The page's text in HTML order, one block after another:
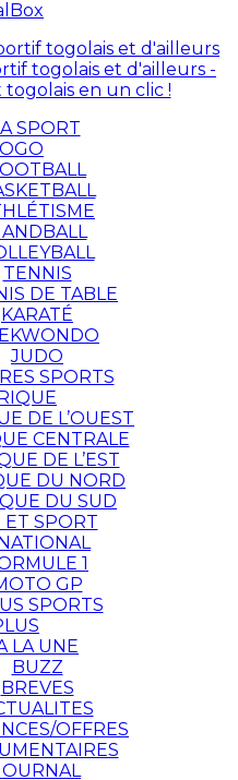
togolais et d'ailleurs -
en un clic !
SPORT
TENNIS
DE TABLE
KARATÉ
JUDO
SPORTS
DE L’OUEST
CENTRALE
DE L’EST
DU NORD
DU SUD
ET SPORT
1
GP
SPORTS
LA UNE
BUZZ
BREVES
OFFRES